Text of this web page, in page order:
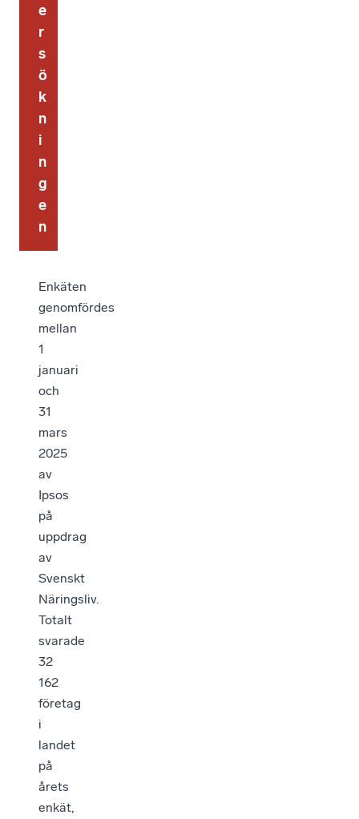
e
r
s
ö
k
n
i
n
g
e
n
Enkäten
genomfördes
mellan
1
januari
och
31
mars
2025
av
Ipsos
på
uppdrag
av
Svenskt
Näringsliv.
Totalt
svarade
32
162
företag
i
landet
på
årets
enkät,